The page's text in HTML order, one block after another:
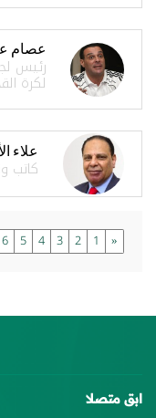
عصام
رئيس
لكرة
علاء
كاتب
«
1
2
3
4
5
6
ابق متصلا